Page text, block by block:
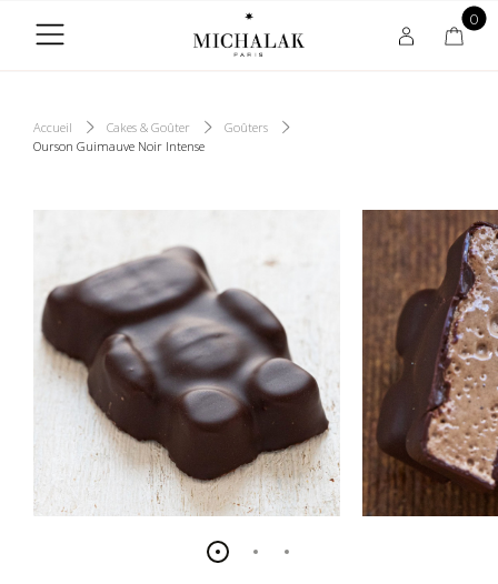
0
Accueil Cakes & Goûter
Goûters
Ourson Guimauve Noir Intense